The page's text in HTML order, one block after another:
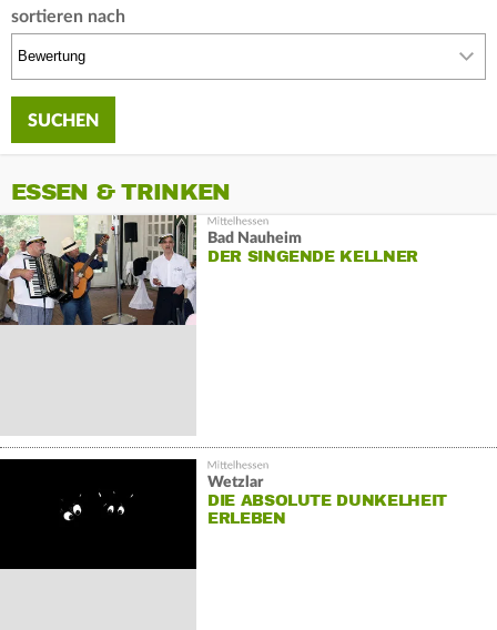
sortieren nach
ESSEN & TRINKEN
Bad Nauheim
DER SINGENDE KELLNER
Wetzlar
DIE ABSOLUTE DUNKELHEIT
ERLEBEN